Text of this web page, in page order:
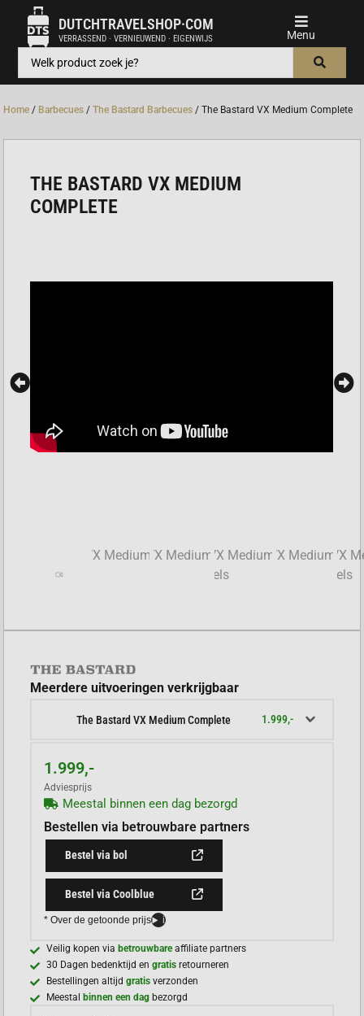
DUTCHTRAVELSHOP·COM
VERRASSEND · VERNIEUWEND · EIGENWIJS
Home / Barbecues /The Bastard Barbecues / The Bastard VX Medium Complete
THE BASTARD VX MEDIUM
COMPLETE
Meerdere uitvoeringen verkrijgbaar
The Bastard VX Medium Complete 1.999,-
1.999,-
Adviesprijs
Meestal binnen een dag bezorgd
Bestellen via betrouwbare partners
Bestel via bol
Bestel via Coolblue
* Over de getoonde prijs i
Veilig kopen via betrouwbareaffiliate partners
30 Dagen bedenktijd engratis retourneren
Bestellingen altijdgratisverzonden
Meestal
binnen een dag bezorgd